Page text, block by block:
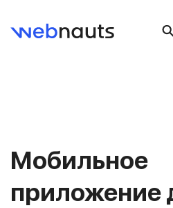
Мобильное
приложение